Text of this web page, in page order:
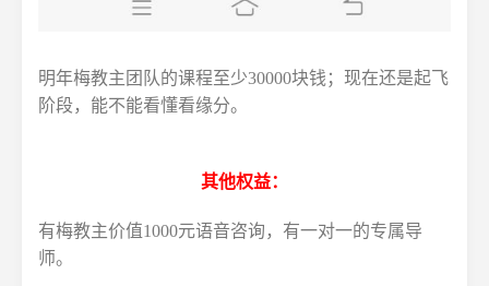
明年梅教主团队的课程至少30000块钱； 现在还是起飞
阶段，能不能看懂看缘分。
其他权益：
有梅教主价值1000元语音咨询，有一对一的专属导
师。